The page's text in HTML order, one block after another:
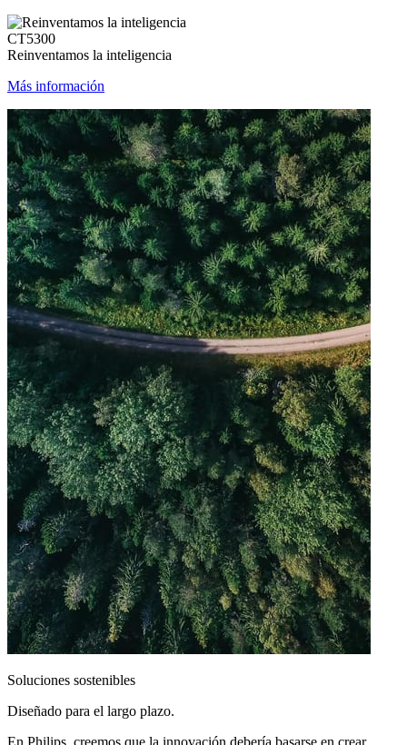
CT5300
Reinventamos la inteligencia
Más información
Soluciones sostenibles
Diseñado para el largo plazo.
En Philips, creemos que la innovación debería basarse en crear